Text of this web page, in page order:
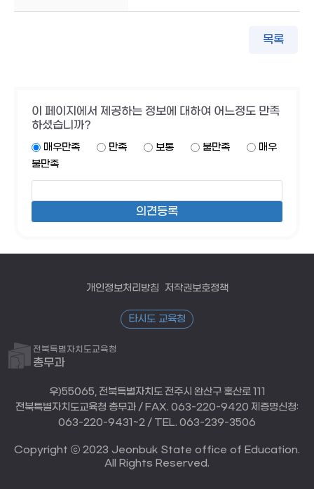
목록
이 페이지에서 제공하는 정보에 대하여 어느정도 만족
하셨습니까?
매우만족 만족 보통 불만족
매우
불만족
개인정보처리방침 저작권보호정책
타시도 교육청
전북특별자치도교육청
총무과
우)55065, 전북특별자치도 전주시 완산구 홍산로 111
전북특별자치도교육청 총무과 / FAX. 063-220-9420 제증명신청:
063-220-9431~2 / TEL. 063-239-3506
Copyright ⓒ 2023 Jeonbuk State office of Education.
All Rights Reserved.